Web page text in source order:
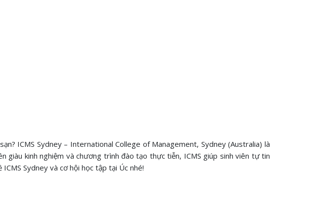
ICMS Sydney – International College of Management, Sydney (Australia) là
kinh nghiệm và chương trình đào tạo thực tiễn, ICMS giúp sinh viên tự tin
Sydney và cơ hội học tập tại Úc nhé!